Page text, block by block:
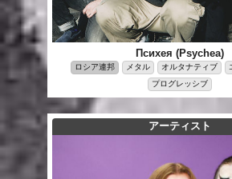
Психея (Psychea)
ロシア連邦 メタル オルタナティブ
プログレッシブ
アーティスト